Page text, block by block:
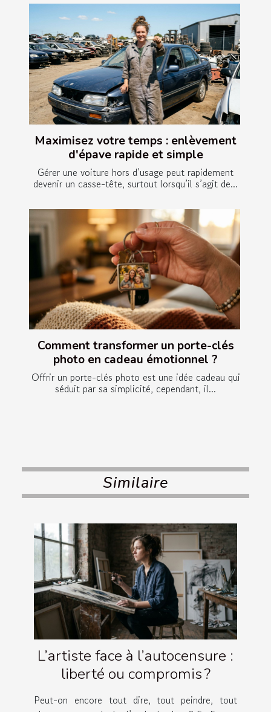
Maximisez votre temps : enlèvement
d'épave rapide et simple
Gérer une voiture hors d’usage peut rapidement
devenir un casse-tête, surtout lorsqu’il s’agit de...
Comment transformer un porte-clés
photo en cadeau émotionnel ?
Offrir un porte-clés photo est une idée cadeau qui
séduit par sa simplicité, cependant, il...
Similaire
L’artiste face à l’autocensure :
liberté ou compromis ?
Peut-on encore tout dire, tout peindre, tout